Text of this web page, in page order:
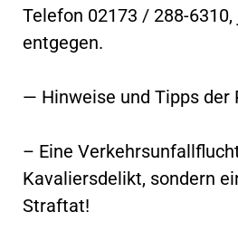
Telefon 02173 / 288-
entgegen.
— Hinweise und Tipps der
– Eine
Kavaliersdelikt, sondern
Straftat!